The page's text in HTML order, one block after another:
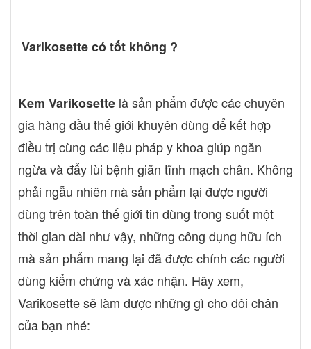
Varikosette có tốt không ?
Kem Varikosette là sản phẩm được các chuyên
gia hàng đầu thế giới khuyên dùng để kết hợp
điều trị cùng các liệu pháp y khoa giúp ngăn
ngừa và đẩy lùi bệnh giãn tĩnh mạch chân. Không
phải ngẫu nhiên mà sản phẩm lại được người
dùng trên toàn thế giới tin dùng trong suốt một
thời gian dài như vậy, những công dụng hữu ích
mà sản phẩm mang lại đã được chính các người
dùng kiểm chứng và xác nhận. Hãy xem,
Varikosette sẽ làm được những gì cho đôi chân
của bạn nhé: